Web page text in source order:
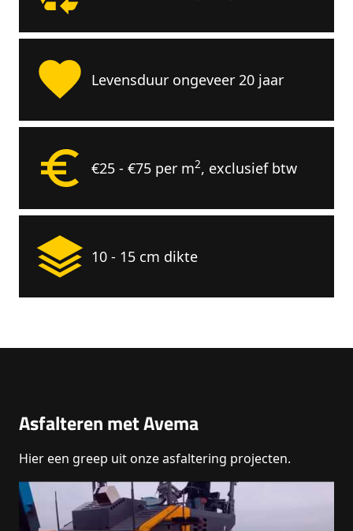
Levensduur ongeveer 20 jaar
€25 - €75 per m2, exclusief btw
10 - 15 cm dikte
Asfalteren met Avema
Hier een greep uit onze asfaltering projecten.